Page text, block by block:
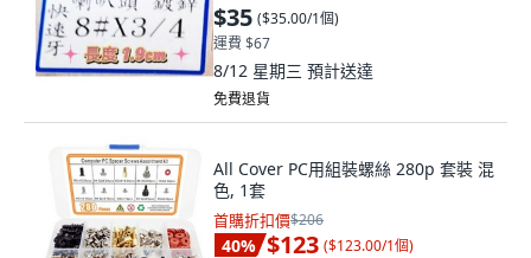
$35 ($35.00/1個)
運費 $67
8/12 星期三 預計送達
免費退貨
All Cover PC用組裝螺絲 280p 套裝 混
色, 1套
首購折扣價$206
40% $123 ($123.00/1個)